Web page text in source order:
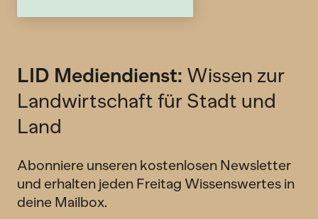
LID Mediendienst: Wissen zur
Landwirtschaft für Stadt und
Land
Abonniere unseren kostenlosen Newsletter
und erhalten jeden Freitag Wissenswertes in
deine Mailbox.